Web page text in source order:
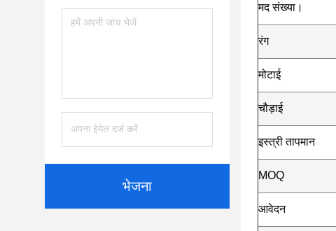
भेजना
मद संख्या।
रंग
मोटाई
चौड़ाई
इस्त्री तापमान
MOQ
आवेदन